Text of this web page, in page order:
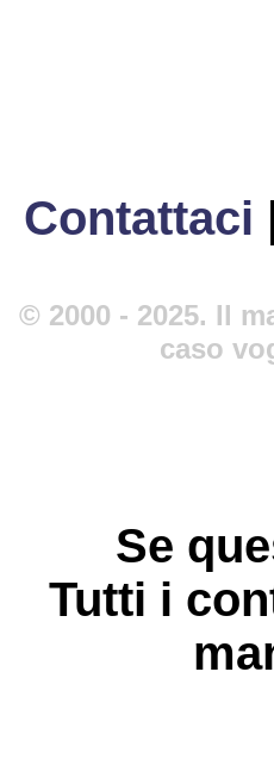
Contattaci
© 2000 - 2025. Il
caso
Se
Tutti i